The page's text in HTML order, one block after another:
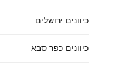
כיוונים ירושלים
כיוונים כפר סבא